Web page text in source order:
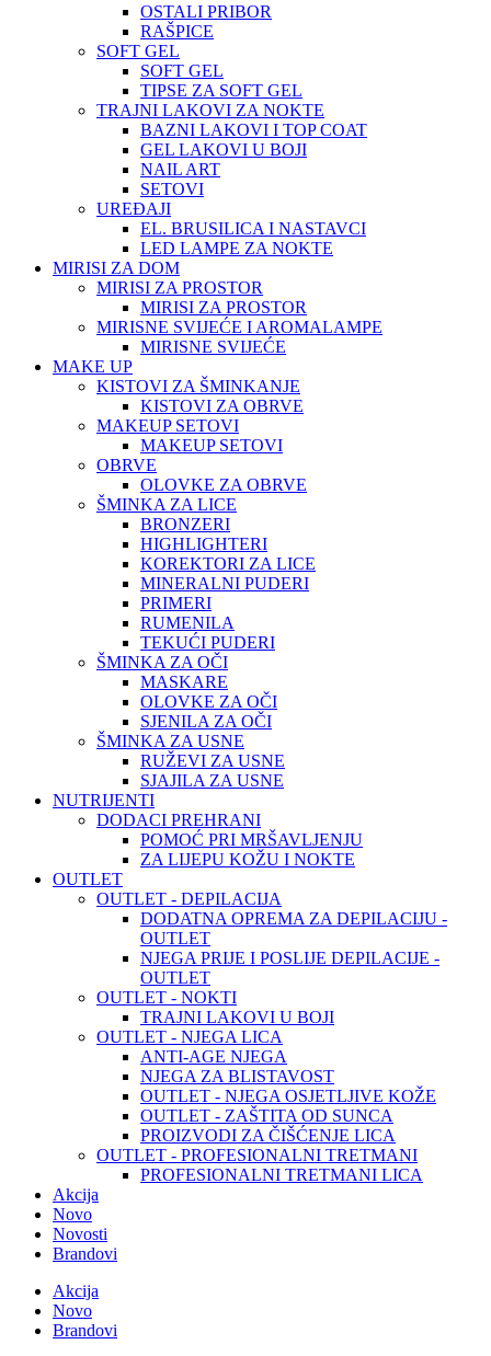
OSTALI PRIBOR
RAŠPICE
SOFT GEL
SOFT GEL
TIPSE ZA SOFT GEL
TRAJNI LAKOVI ZA NOKTE
BAZNI LAKOVI I TOP COAT
GEL LAKOVI U BOJI
NAIL ART
SETOVI
UREĐAJI
EL. BRUSILICA I NASTAVCI
LED LAMPE ZA NOKTE
MIRISI ZA DOM
MIRISI ZA PROSTOR
MIRISI ZA PROSTOR
MIRISNE SVIJEĆE I AROMALAMPE
MIRISNE SVIJEĆE
MAKE UP
KISTOVI ZA ŠMINKANJE
KISTOVI ZA OBRVE
MAKEUP SETOVI
MAKEUP SETOVI
OBRVE
OLOVKE ZA OBRVE
ŠMINKA ZA LICE
BRONZERI
HIGHLIGHTERI
KOREKTORI ZA LICE
MINERALNI PUDERI
PRIMERI
RUMENILA
TEKUĆI PUDERI
ŠMINKA ZA OČI
MASKARE
OLOVKE ZA OČI
SJENILA ZA OČI
ŠMINKA ZA USNE
RUŽEVI ZA USNE
SJAJILA ZA USNE
NUTRIJENTI
DODACI PREHRANI
POMOĆ PRI MRŠAVLJENJU
ZA LIJEPU KOŽU I NOKTE
OUTLET
OUTLET - DEPILACIJA
DODATNA OPREMA ZA DEPILACIJU -
OUTLET
NJEGA PRIJE I POSLIJE DEPILACIJE -
OUTLET
OUTLET - NOKTI
TRAJNI LAKOVI U BOJI
OUTLET - NJEGA LICA
ANTI-AGE NJEGA
NJEGA ZA BLISTAVOST
OUTLET - NJEGA OSJETLJIVE KOŽE
OUTLET - ZAŠTITA OD SUNCA
PROIZVODI ZA ČIŠĆENJE LICA
OUTLET - PROFESIONALNI TRETMANI
PROFESIONALNI TRETMANI LICA
Akcija
Novo
Novosti
Brandovi
Akcija
Novo
Brandovi